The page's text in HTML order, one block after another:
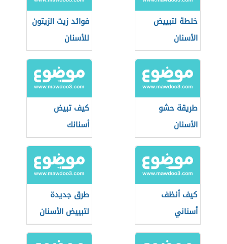
خلطة لتبييض
الأسنان
فوائد زيت الزيتون
للأسنان
طريقة حشو
الأسنان
كيف تبيض
أسنانك
كيف أنظف
أسناني
طرق جديدة
لتبييض الأسنان